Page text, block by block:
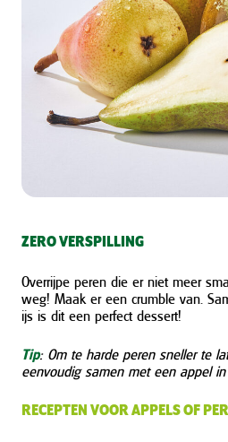
ZERO VERSPILLING
Overrijpe peren die er niet meer
weg! Maak er een crumble van.
ijs is dit een perfect dessert!
Tip: Om te harde peren sneller te
eenvoudig samen met een appel
RECEPTEN VOOR APPELS OF